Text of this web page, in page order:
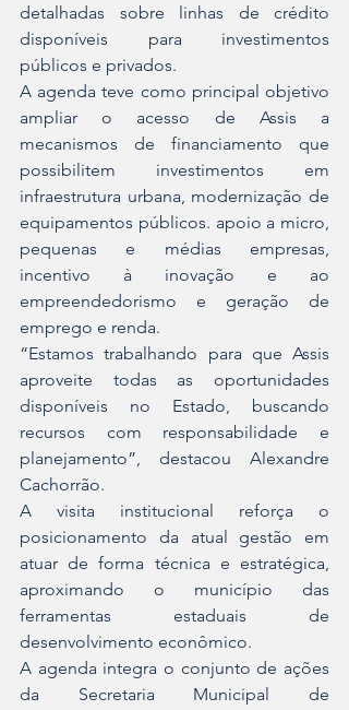
detalhadas sobre linhas de crédito
disponíveis para investimentos
públicos e privados.
A agenda teve como principal objetivo
ampliar o acesso de Assis a
mecanismos de financiamento que
possibilitem investimentos em
infraestrutura urbana, modernização de
equipamentos públicos. apoio a micro,
pequenas e médias empresas,
incentivo à inovação e ao
empreendedorismo e geração de
emprego e renda.
“Estamos trabalhando para que Assis
aproveite todas as oportunidades
disponíveis no Estado, buscando
recursos com responsabilidade e
planejamento”, destacou Alexandre
Cachorrão.
A visita institucional reforça o
posicionamento da atual gestão em
atuar de forma técnica e estratégica,
aproximando o município das
ferramentas estaduais de
desenvolvimento econômico.
A agenda integra o conjunto de ações
da Secretaria Municipal de